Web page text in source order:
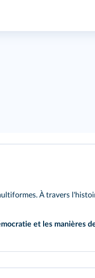
À travers
et les manières